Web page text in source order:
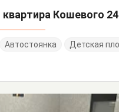
Кошевого 24
Автостоянка
Детская